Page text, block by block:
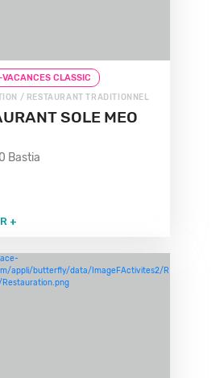
CLASSIC
/ RESTAURANT TRADITIONNEL
SOLE MEO
Bastia
+